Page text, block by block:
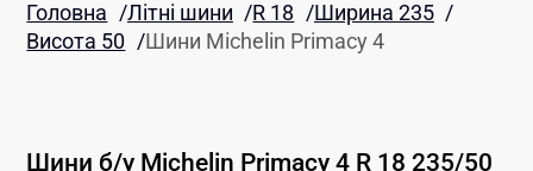
Головна /Літні шини /R 18 /Ширина 235 /
Висота 50 /Шини Michelin Primacy 4
Шини б/у Michelin Primacy 4 R 18 235/50